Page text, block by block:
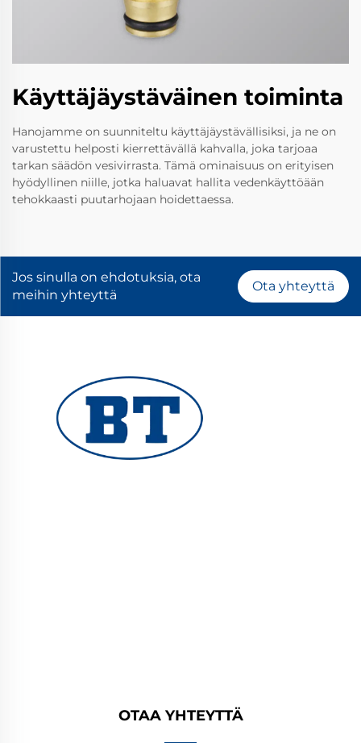
Käyttäjäystäväinen toiminta
Hanojamme on suunniteltu käyttäjäystävällisiksi, ja ne on
varustettu helposti kierrettävällä kahvalla, joka tarjoaa
tarkan säädön vesivirrasta. Tämä ominaisuus on erityisen
hyödyllinen niille, jotka haluavat hallita vedenkäyttöään
tehokkaasti puutarhojaan hoidettaessa.
Jos sinulla on ehdotuksia, ota
meihin yhteyttä
Ota yhteyttä
OTAA YHTEYTTÄ